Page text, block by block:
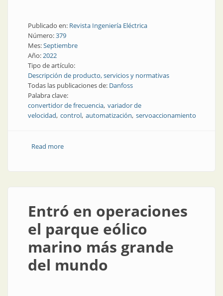
Publicado en: Revista Ingeniería Eléctrica
Número:379
Mes:Septiembre
Año:2022
Tipo de artículo:
Descripción de producto, servicios y normativas
Todas las publicaciones de: Danfoss
Palabra clave:
convertidor de frecuencia variador de
velocidad control automatización servoaccionamiento
Read moreabout Control, sincronización y posicionamiento en la
Entró en operaciones
el parque eólico
marino más grande
del mundo